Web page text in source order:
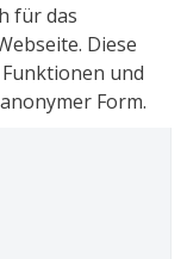
für das
Diese
und
Form.